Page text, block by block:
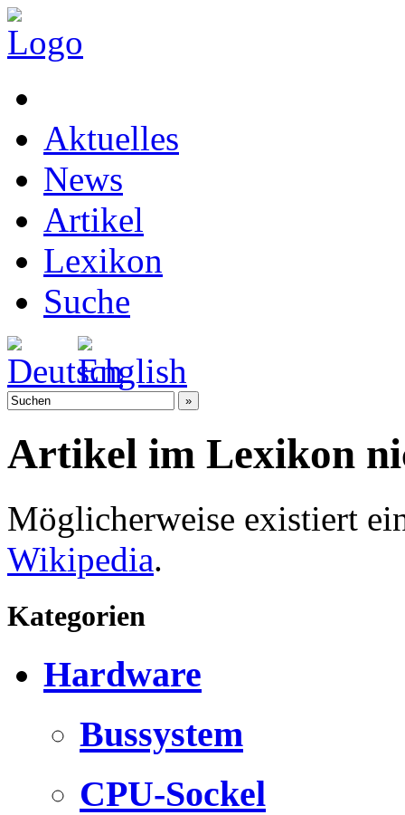
Aktuelles
News
Artikel
Lexikon
Suche
Artikel im Lexikon
Möglicherweise existiert
Wikipedia.
Kategorien
Hardware
Bussystem
CPU-Sockel